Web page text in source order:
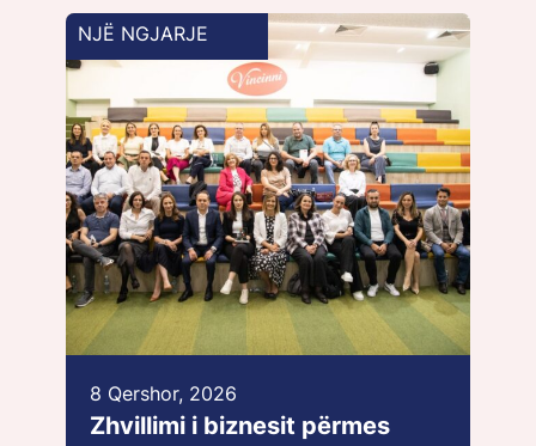
NJË NGJARJE
8 Qershor, 2026
Zhvillimi i biznesit përmes